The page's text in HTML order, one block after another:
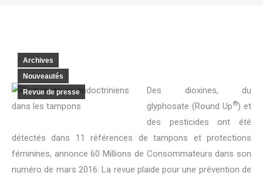
Archives
Nouveautés
Revue de presse
Des dioxines, du
glyphosate (Round Up®) et
des pesticides ont été
détectés dans 11 références de tampons et protections
féminines, annonce 60 Millions de Consommateurs dans son
numéro de mars 2016. La revue plaide pour une prévention de